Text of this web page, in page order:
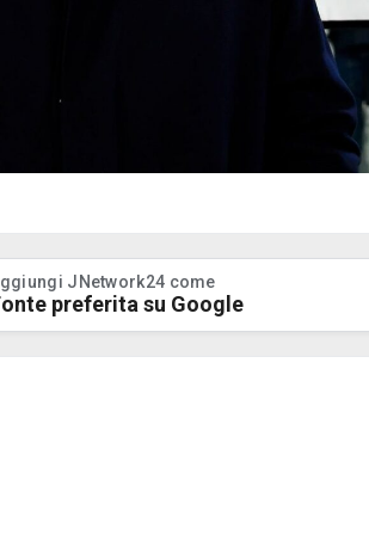
JNetwork24 come
preferita su Google